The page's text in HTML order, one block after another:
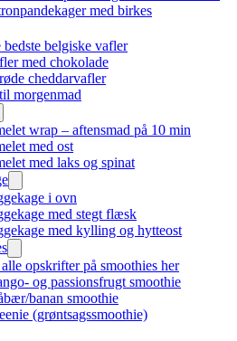
med birkes
bedste belgiske vafler
med chokolade
cheddarvafler
morgenmad
wrap – aftensmad på 10 min
med ost
med laks og spinat
i ovn
med stegt flæsk
med kylling og hytteost
alle opskrifter på smoothies her
og passionsfrugt smoothie
banan smoothie
(grøntsagssmoothie)